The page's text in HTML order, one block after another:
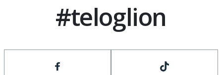
#teloglion